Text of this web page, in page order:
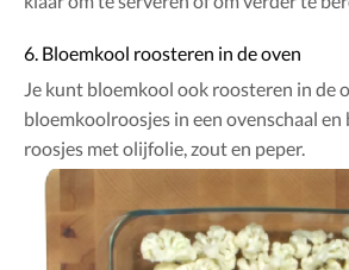
6. Bloemkool roosteren in de oven
Je kunt bloemkool ook roosteren in de
bloemkoolroosjes in een ovenschaal en
roosjes met olijfolie, zout en peper.